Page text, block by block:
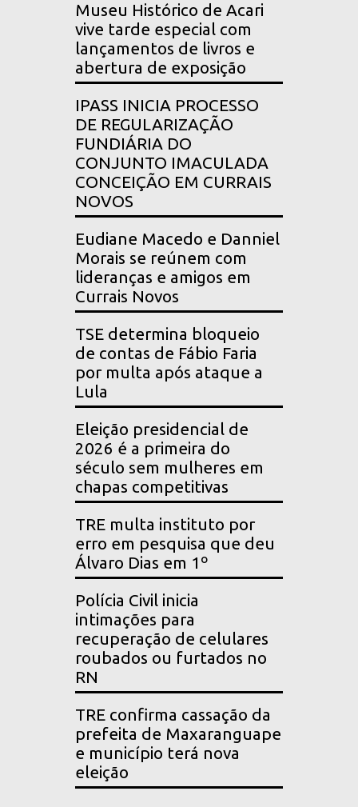
Museu Histórico de Acari
vive tarde especial com
lançamentos de livros e
abertura de exposição
IPASS INICIA PROCESSO
DE REGULARIZAÇÃO
FUNDIÁRIA DO
CONJUNTO IMACULADA
CONCEIÇÃO EM CURRAIS
NOVOS
Eudiane Macedo e Danniel
Morais se reúnem com
lideranças e amigos em
Currais Novos
TSE determina bloqueio
de contas de Fábio Faria
por multa após ataque a
Lula
Eleição presidencial de
2026 é a primeira do
século sem mulheres em
chapas competitivas
TRE multa instituto por
erro em pesquisa que deu
Álvaro Dias em 1º
Polícia Civil inicia
intimações para
recuperação de celulares
roubados ou furtados no
RN
TRE confirma cassação da
prefeita de Maxaranguape
e município terá nova
eleição